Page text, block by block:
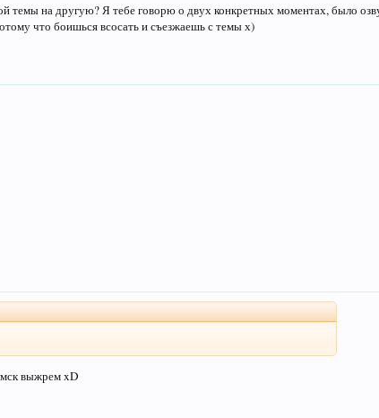
темы на другую? Я тебе говорю о двух конкретных моментах, было
что боишься всосать и съезжаешь с темы х)
мск выжрем xD